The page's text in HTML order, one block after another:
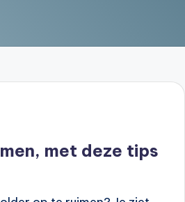
met deze tips